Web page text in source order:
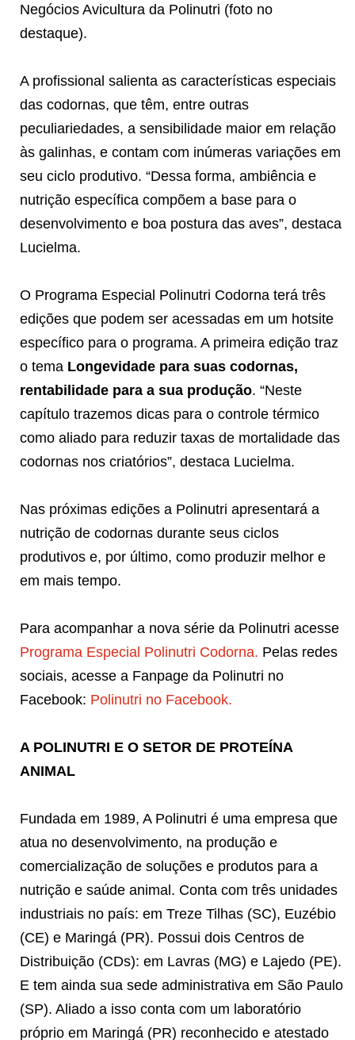
Negócios Avicultura da Polinutri (foto no
destaque).
A profissional salienta as características especiais
das codornas, que têm, entre outras
peculiariedades, a sensibilidade maior em relação
às galinhas, e contam com inúmeras variações em
seu ciclo produtivo. “Dessa forma, ambiência e
nutrição específica compõem a base para o
desenvolvimento e boa postura das aves”, destaca
Lucielma.
O Programa Especial Polinutri Codorna terá três
edições que podem ser acessadas em um hotsite
específico para o programa. A primeira edição traz
o tema Longevidade para suas codornas,
rentabilidade para a sua produção. “Neste
capítulo trazemos dicas para o controle térmico
como aliado para reduzir taxas de mortalidade das
codornas nos criatórios”, destaca Lucielma.
Nas próximas edições a Polinutri apresentará a
nutrição de codornas durante seus ciclos
produtivos e, por último, como produzir melhor e
em mais tempo.
Para acompanhar a nova série da Polinutri acesse
Programa Especial Polinutri Codorna. Pelas redes
sociais, acesse a Fanpage da Polinutri no
Facebook: Polinutri no Facebook.
A POLINUTRI E O SETOR DE PROTEÍNA
ANIMAL
Fundada em 1989, A Polinutri é uma empresa que
atua no desenvolvimento, na produção e
comercialização de soluções e produtos para a
nutrição e saúde animal. Conta com três unidades
industriais no país: em Treze Tilhas (SC), Euzébio
(CE) e Maringá (PR). Possui dois Centros de
Distribuição (CDs): em Lavras (MG) e Lajedo (PE).
E tem ainda sua sede administrativa em São Paulo
(SP). Aliado a isso conta com um laboratório
próprio em Maringá (PR) reconhecido e atestado